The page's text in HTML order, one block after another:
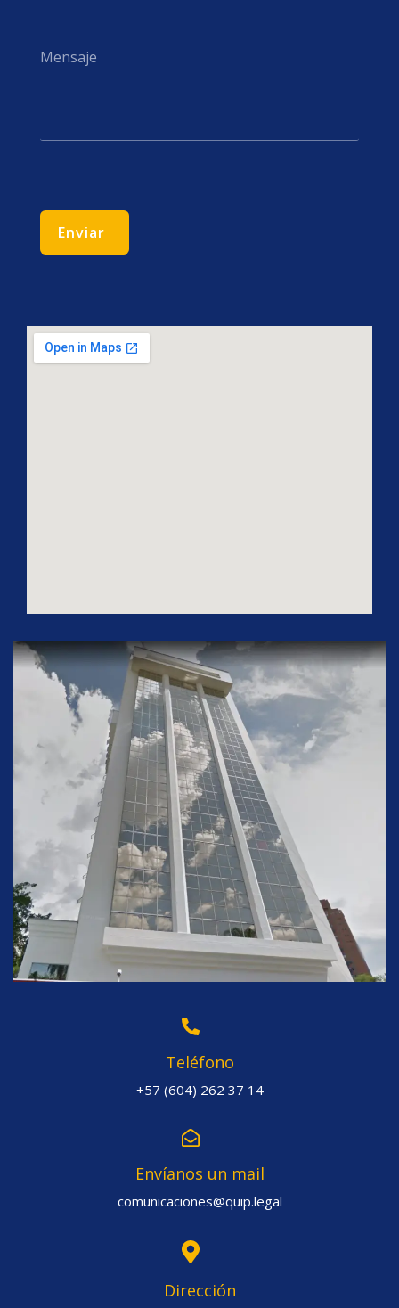
Teléfono
+57 (604) 262 37 14
Envíanos un mail
comunicaciones@quip.legal
Dirección